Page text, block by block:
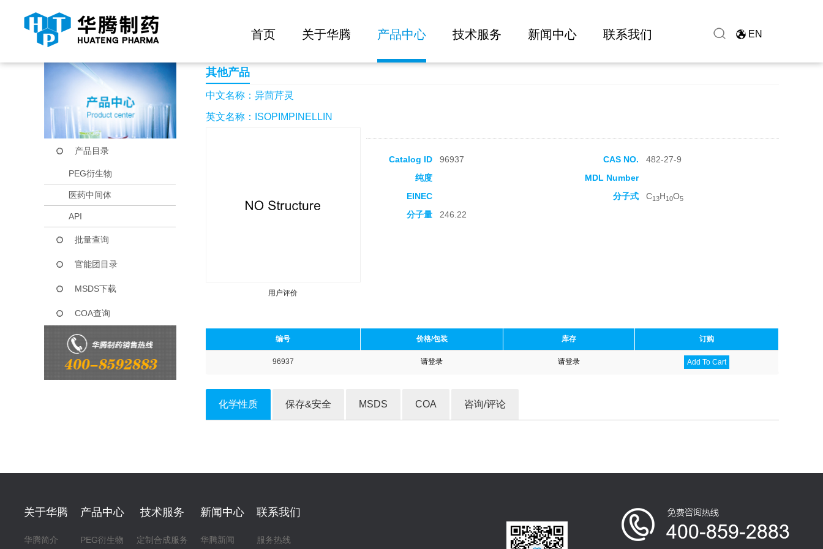
首页 关于华腾 产品中心 技术服务 新闻中心 联系我们 EN
当前位置： 首页 产品中心
产品目录
PEG衍生物
医药中间体
API
批量查询
官能团目录
MSDS下载
COA查询
其他产品
中文名称：异茴芹灵
英文名称：ISOPIMPINELLIN
用户评价
Catalog ID 96937 CAS NO.
482-27-9
纯度
MDL Number
EINEC
分子式 C13H10O5
分子量 246.22
编号 价格/包装 库存 订购
96937 请登录 请登录 Add To Cart
化学性质 保存&安全 MSDS COA 咨询/评论
关于华腾
华腾简介
产品中心
PEG衍生物
技术服务
定制合成服务
新闻中心
华腾新闻
联系我们
服务热线